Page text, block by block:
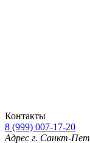
Контакты
8 (999) 007-17-20
Адрес г. Санкт-